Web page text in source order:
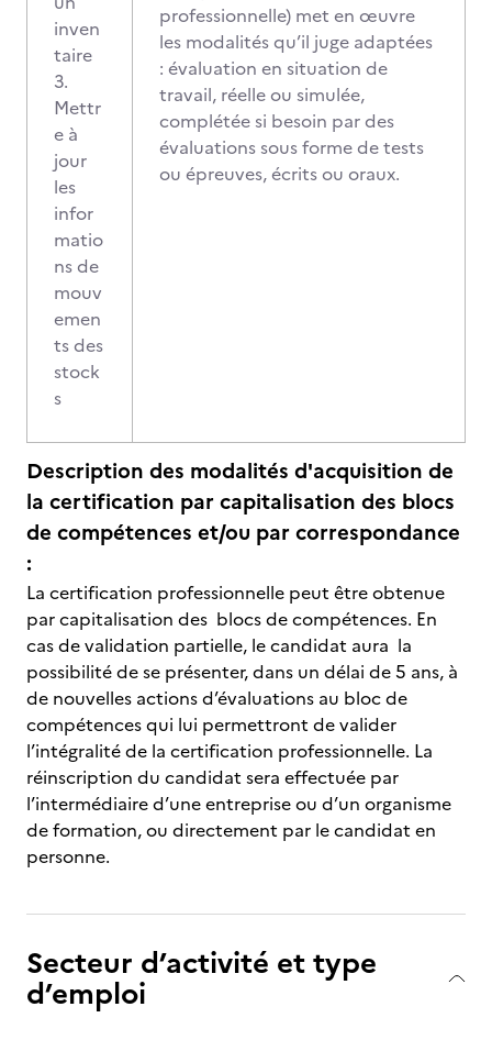
inven
taire
3.
Mettr
e à
jour
les
infor
matio
ns de
mouv
emen
ts des
stock
s
professionnelle) met en œuvre
les modalités qu’il juge adaptées
: évaluation en situation de
travail, réelle ou simulée,
complétée si besoin par des
évaluations sous forme de tests
ou épreuves, écrits ou oraux.
Description des modalités d'acquisition de
la certification par capitalisation des blocs
de compétences et/ou par correspondance
:
La certification professionnelle peut être obtenue
par capitalisation des blocs de compétences. En
cas de validation partielle, le candidat aura la
possibilité de se présenter, dans un délai de 5 ans, à
de nouvelles actions d’évaluations au bloc de
compétences qui lui permettront de valider
l’intégralité de la certification professionnelle. La
réinscription du candidat sera effectuée par
l’intermédiaire d’une entreprise ou d’un organisme
de formation, ou directement par le candidat en
personne.
Secteur d’activité et type
d’emploi